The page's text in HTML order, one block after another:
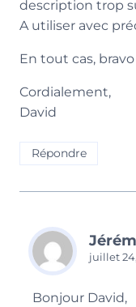
description trop
A utiliser avec
En tout cas,
Cordialement,
David
Répondre
juillet 24,
Bonjour David,